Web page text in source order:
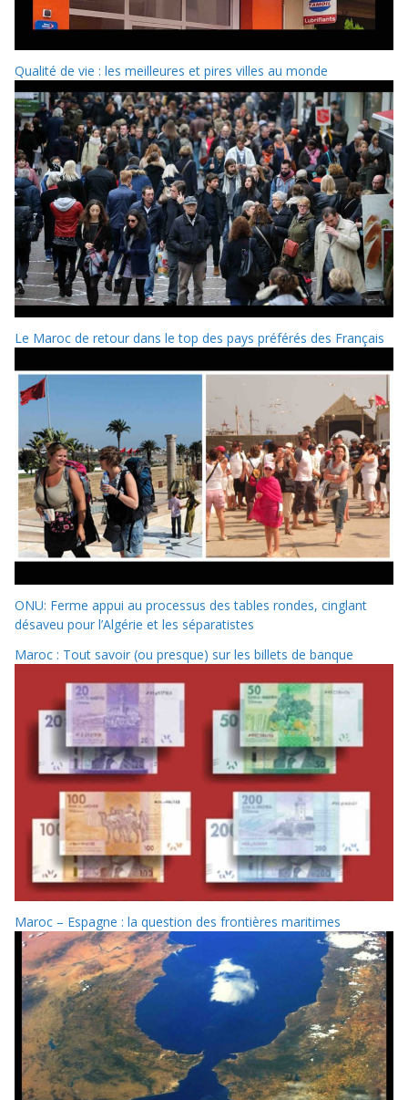
Qualité de vie : les meilleures et pires villes au monde
Le Maroc de retour dans le top des pays préférés des Français
ONU: Ferme appui au processus des tables rondes, cinglant
désaveu pour l’Algérie et les séparatistes
Maroc : Tout savoir (ou presque) sur les billets de banque
Maroc – Espagne : la question des frontières maritimes